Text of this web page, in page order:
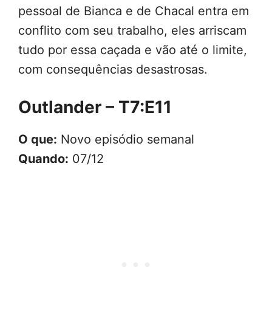
pessoal de Bianca e de Chacal entra em
conflito com seu trabalho, eles arriscam
tudo por essa caçada e vão até o limite,
com consequências desastrosas.
Outlander – T7:E11
O que: Novo episódio semanal
Quando: 07/12